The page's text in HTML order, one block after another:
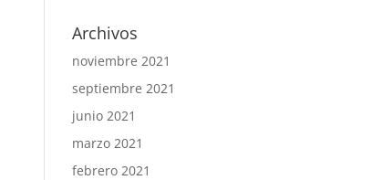
Archivos
noviembre 2021
septiembre 2021
junio 2021
marzo 2021
febrero 2021